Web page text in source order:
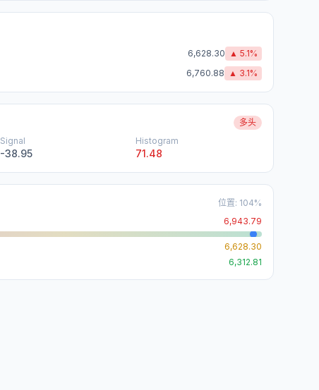
6,628.30 ▲ 5.1%
6,760.88 ▲ 3.1%
多头
Signal
-38.95
Histogram
71.48
位置: 104%
6,943.79
6,628.30
6,312.81